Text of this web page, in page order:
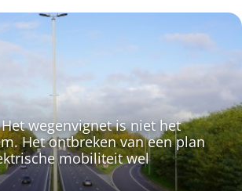
wegenvignet is niet het
Het ontbreken van een plan
mobiliteit wel